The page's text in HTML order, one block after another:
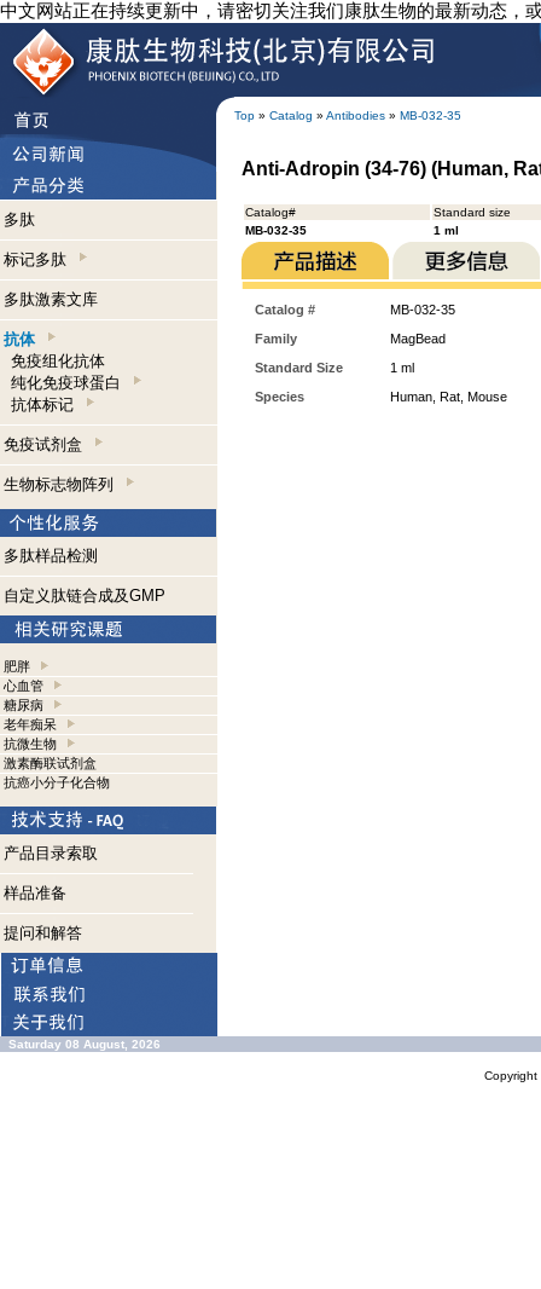
中文网站正在持续更新中，请密切关注我们康肽生物的最新动态，
Top » Catalog » Antibodies » MB-032-35
多肽
标记多肽
多肽激素文库
抗体
免疫组化抗体
纯化免疫球蛋白
抗体标记
免疫试剂盒
生物标志物阵列
多肽样品检测
自定义肽链合成及GMP
肥胖
心血管
糖尿病
老年痴呆
抗微生物
激素酶联试剂盒
抗癌小分子化合物
产品目录索取
样品准备
提问和解答
Anti-Adropin (34-76) (Human,
Catalog#
Standard size
MB-032-35
1 ml
Catalog #
MB-032-35
Family
MagBead
Standard Size
1 ml
Species
Human, Rat, Mouse
Saturday 08 August, 2026